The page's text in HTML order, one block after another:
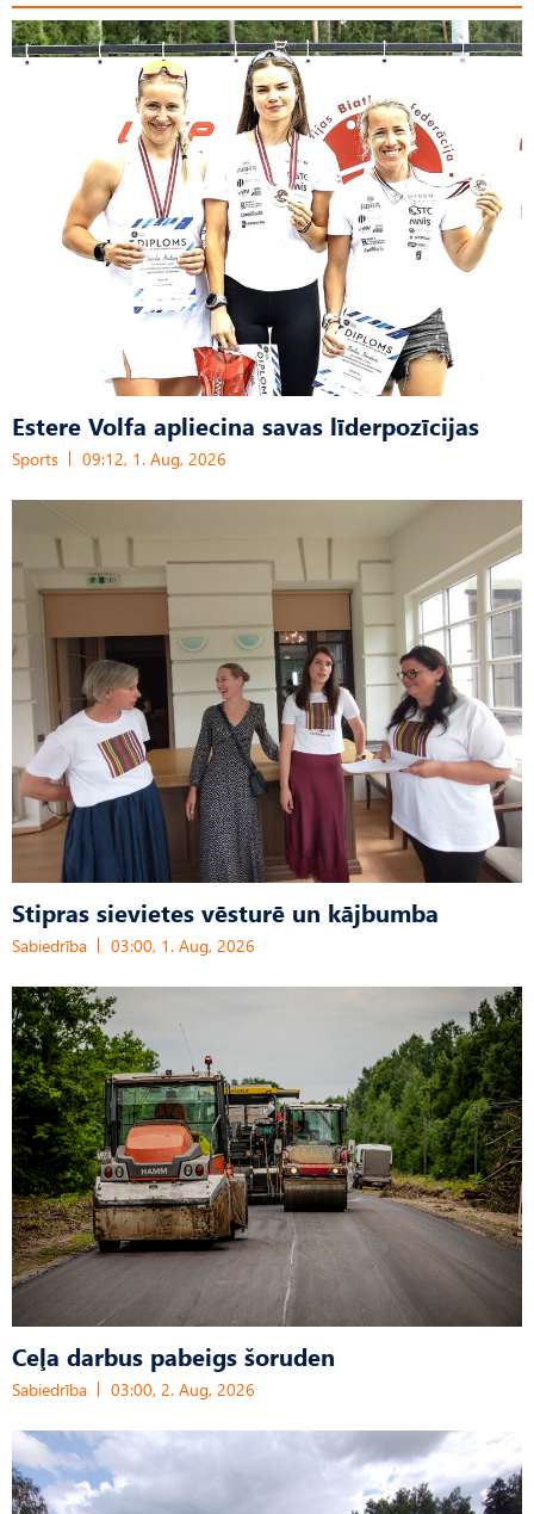
Estere Volfa apliecina savas līderpozīcijas
Sports 09:12, 1. Aug, 2026
Stipras sievietes vēsturē un kājbumba
Sabiedrība 03:00, 1. Aug, 2026
Ceļa darbus pabeigs šoruden
Sabiedrība 03:00, 2. Aug, 2026